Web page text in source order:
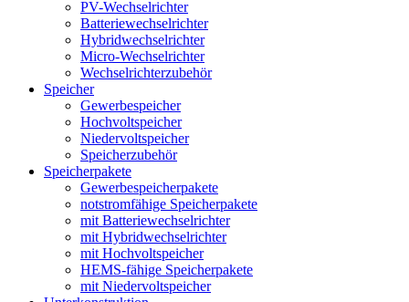
PV-Wechselrichter
Batteriewechselrichter
Hybridwechselrichter
Micro-Wechselrichter
Wechselrichterzubehör
Speicher
Gewerbespeicher
Hochvoltspeicher
Niedervoltspeicher
Speicherzubehör
Speicherpakete
Gewerbespeicherpakete
notstromfähige Speicherpakete
mit Batteriewechselrichter
mit Hybridwechselrichter
mit Hochvoltspeicher
HEMS-fähige Speicherpakete
mit Niedervoltspeicher